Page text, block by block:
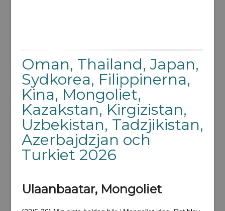
Oman, Thailand, Japan,
Sydkorea, Filippinerna,
Kina, Mongoliet,
Kazakstan, Kirgizistan,
Uzbekistan, Tadzjikistan,
Azerbajdzjan och
Turkiet 2026
Ulaanbaatar, Mongoliet